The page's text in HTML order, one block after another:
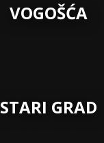
VOGOŠĆA
STARI GRAD